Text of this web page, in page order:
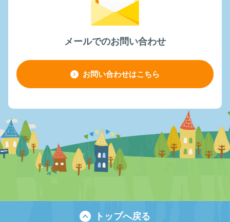
メールでのお問い合わせ
お問い合わせはこちら
トップへ戻る